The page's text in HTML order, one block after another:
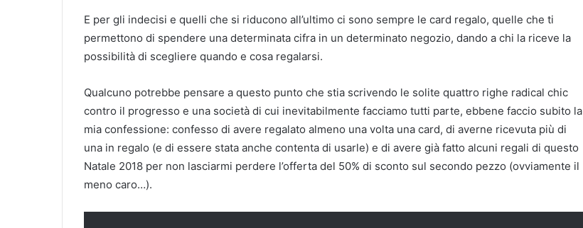
E per gli indecisi e quelli che si riducono all’ultimo ci sono sempre le card regalo, quelle che ti
permettono di spendere una determinata cifra in un determinato negozio, dando a chi la riceve la
possibilità di scegliere quando e cosa regalarsi.
Qualcuno potrebbe pensare a questo punto che stia scrivendo le solite quattro righe radical chic
contro il progresso e una società di cui inevitabilmente facciamo tutti parte, ebbene faccio subito la
mia confessione: confesso di avere regalato almeno una volta una card, di averne ricevuta più di
una in regalo (e di essere stata anche contenta di usarle) e di avere già fatto alcuni regali di questo
Natale 2018 per non lasciarmi perdere l’offerta del 50% di sconto sul secondo pezzo (ovviamente il
meno caro…).